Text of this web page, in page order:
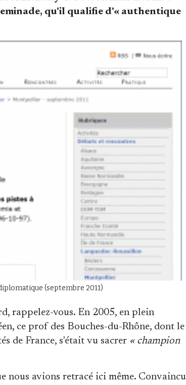
qu'il qualifie d'« authentique
(septembre 2011)
rappelez-vous. En 2005, en plein
ce prof des Bouches-du-Rhône, dont le
de France, s'était vu sacrer « champion
nous avions retracé ici même. Convaincu